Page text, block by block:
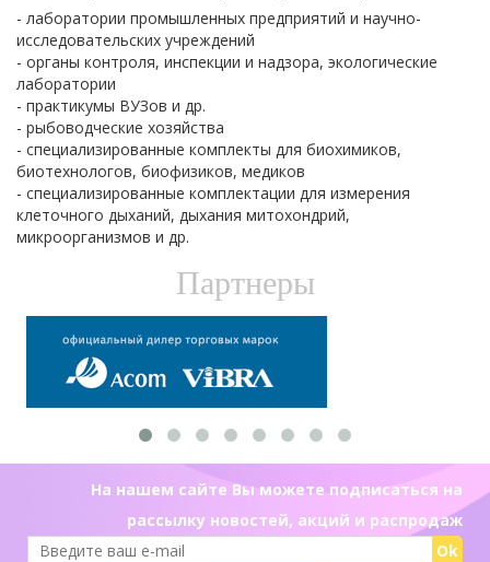
- лаборатории промышленных предприятий и научно-
исследовательских учреждений
- органы контроля, инспекции и надзора, экологические
лаборатории
- практикумы ВУЗов и др.
- рыбоводческие хозяйства
- специализированные комплекты для биохимиков,
биотехнологов, биофизиков, медиков
- специализированные комплектации для измерения
клеточного дыханий, дыхания митохондрий,
микроорганизмов и др.
Партнеры
На нашем сайте Вы можете подписаться на
рассылку новостей, акций и распродаж
Ok